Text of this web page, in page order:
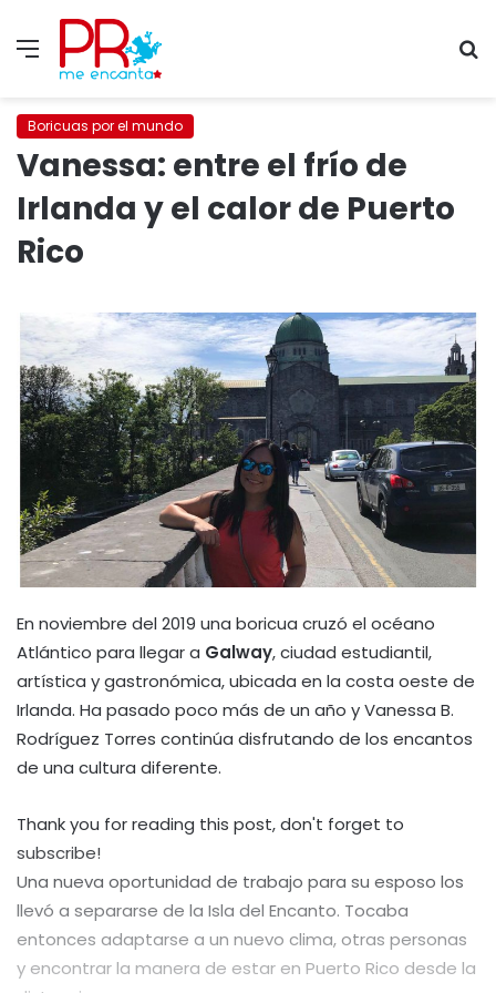
Menu
Boricuas por el mundo
Vanessa: entre el frío de
Irlanda y el calor de Puerto
Rico
En noviembre del 2019 una boricua cruzó el océano
Atlántico para llegar a Galway, ciudad estudiantil,
artística y gastronómica, ubicada en la costa oeste de
Irlanda. Ha pasado poco más de un año y Vanessa B.
Rodríguez Torres continúa disfrutando de los encantos
de una cultura diferente.
Thank you for reading this post, don't forget to
subscribe!
Una nueva oportunidad de trabajo para su esposo los
llevó a separarse de la Isla del Encanto. Tocaba
entonces adaptarse a un nuevo clima, otras personas
y encontrar la manera de estar en Puerto Rico desde la